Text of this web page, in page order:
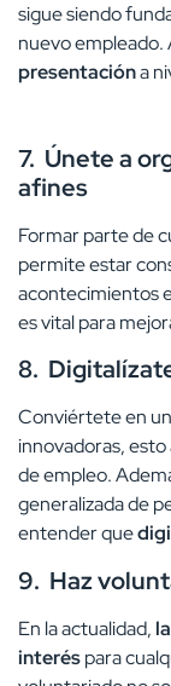
sigue siendo
nuevo empleado.
presentacióna
7. Únete a
afines
Formar parte de
permite estar
acontecimientos
es vital para
8.
Conviértete en
innovadoras,
de empleo.
generalizada de
entender que
9. Haz
En la actualidad,
interéspara